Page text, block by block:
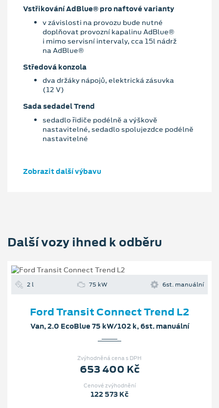
Vstřikování AdBlue® pro naftové varianty
v závislosti na provozu bude nutné
doplňovat provozní kapalinu AdBlue®
i mimo servisní intervaly, cca 15l nádrž
na AdBlue®
Středová konzola
dva držáky nápojů, elektrická zásuvka
(12 V)
Sada sedadel Trend
sedadlo řidiče podélně a výškově
nastavitelné, sedadlo spolujezdce podélně
nastavitelné
Zobrazit další výbavu
Další vozy ihned k odběru
2 l 75 kW 6st. manuální
Ford Transit Connect Trend L2
Van, 2.0 EcoBlue 75 kW/102 k, 6st. manuální
Zvýhodněná cena s DPH
653 400 Kč
Cenové zvýhodnění
122 573 Kč